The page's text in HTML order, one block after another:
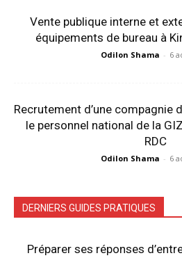
Vente publique interne et
équipements de bureau à
Odilon Shama - 6
Recrutement d’une compagnie
le personnel national de la
RDC
Odilon Shama - 6
DERNIERS GUIDES PRATIQUES
Préparer ses réponses